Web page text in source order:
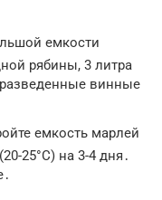
емкости
рябины, 3 литра
винные
емкость марлей
25°C) на 3-4 дня․